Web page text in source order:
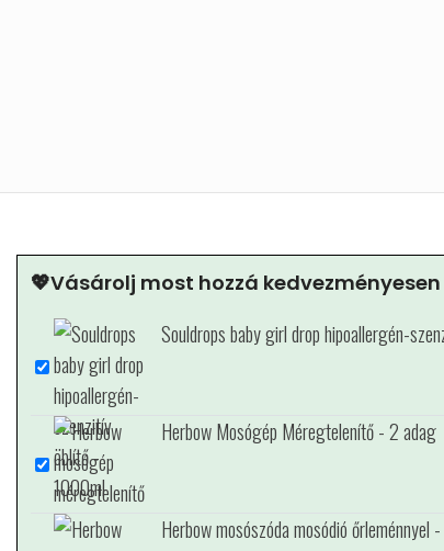
💖Vásárolj most hozzá
Souldrops baby girl drop hipoallergén-
Herbow Mosógép Méregtelenítő - 2 adag
Herbow mosószóda mosódió őrleménnyel